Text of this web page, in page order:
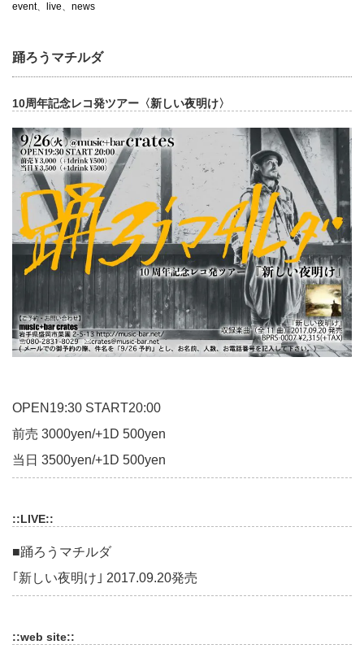
event、 live、 news
踊ろうマチルダ
10周年記念レコ発ツアー〈新しい夜明け〉
OPEN19:30 START20:00
前売 3000yen/+1D 500yen
当日 3500yen/+1D 500yen
::LIVE::
■踊ろうマチルダ
｢新しい夜明け｣ 2017.09.20発売
::web site::